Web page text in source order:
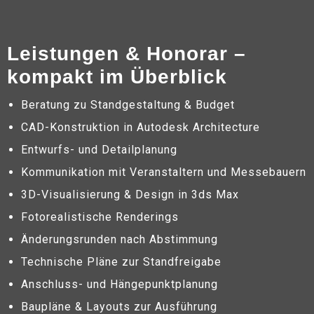
Leistungen & Honorar –
kompakt im Überblick
Beratung zu Standgestaltung & Budget
CAD-Konstruktion in Autodesk Architecture
Entwurfs- und Detailplanung
Kommunikation mit Veranstaltern und Messebauern
3D-Visualisierung & Design in 3ds Max
Fotorealistische Renderings
Änderungsrunden nach Abstimmung
Technische Pläne zur Standfreigabe
Anschluss- und Hängepunktplanung
Baupläne & Layouts zur Ausführung